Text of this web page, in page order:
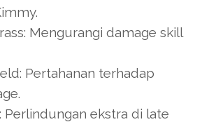
Mengurangi damage skill
Pertahanan terhadap
ekstra di late